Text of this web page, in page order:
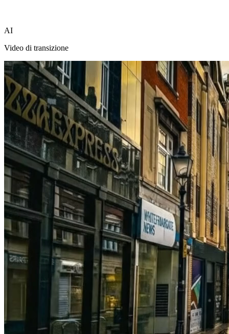
AI
Video di transizione